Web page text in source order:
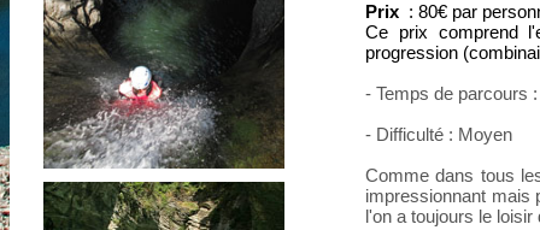
Prix : 80€ par
Ce prix comprend
progression
- Temps de parcours
- Difficulté : Moyen
Comme dans tous
impressionnant mais
l'on a toujours le